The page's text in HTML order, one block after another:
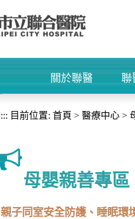
+
關於聯醫 聯
::: 目前位置: 首頁 > 醫療中心 >
母嬰親善專區
親子同室安全防護、睡眠環